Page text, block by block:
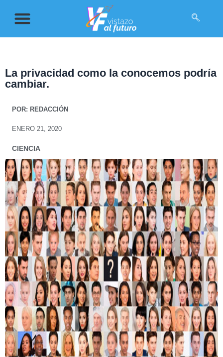
La privacidad como la conocemos podría
cambiar.
POR: REDACCIÓN
ENERO 21, 2020
CIENCIA